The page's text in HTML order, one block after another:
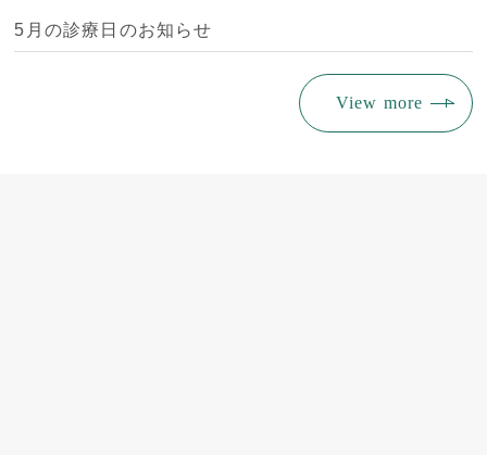
5月の診療日のお知らせ
View more